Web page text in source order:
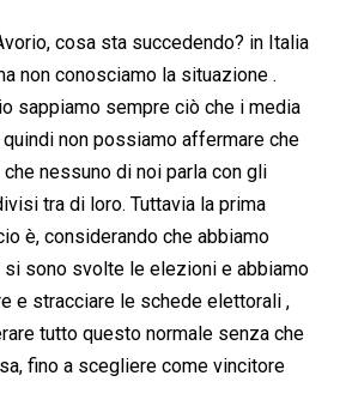
cosa sta succedendo? in Italia
non conosciamo la situazione .
sappiamo sempre ciò che i media
non possiamo affermare che
nessuno di noi parla con gli
tra di loro. Tuttavia la prima
è, considerando che abbiamo
sono svolte le elezioni e abbiamo
e stracciare le schede elettorali ,
tutto questo normale senza che
fino a scegliere come vincitore